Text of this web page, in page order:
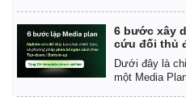
6 bước xây
cứu đối thủ
Dưới đây là
một Media